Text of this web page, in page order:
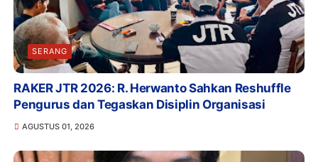
SERANG
RAKER JTR 2026: R. Herwanto Sahkan Reshuffle
Pengurus dan Tegaskan Disiplin Organisasi
AGUSTUS 01, 2026